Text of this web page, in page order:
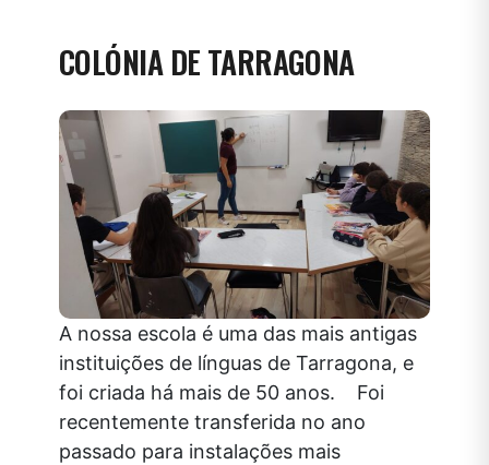
COLÓNIA DE TARRAGONA
A nossa escola é uma das mais antigas
instituições de línguas de Tarragona, e
foi criada há mais de 50 anos. Foi
recentemente transferida no ano
passado para instalações mais